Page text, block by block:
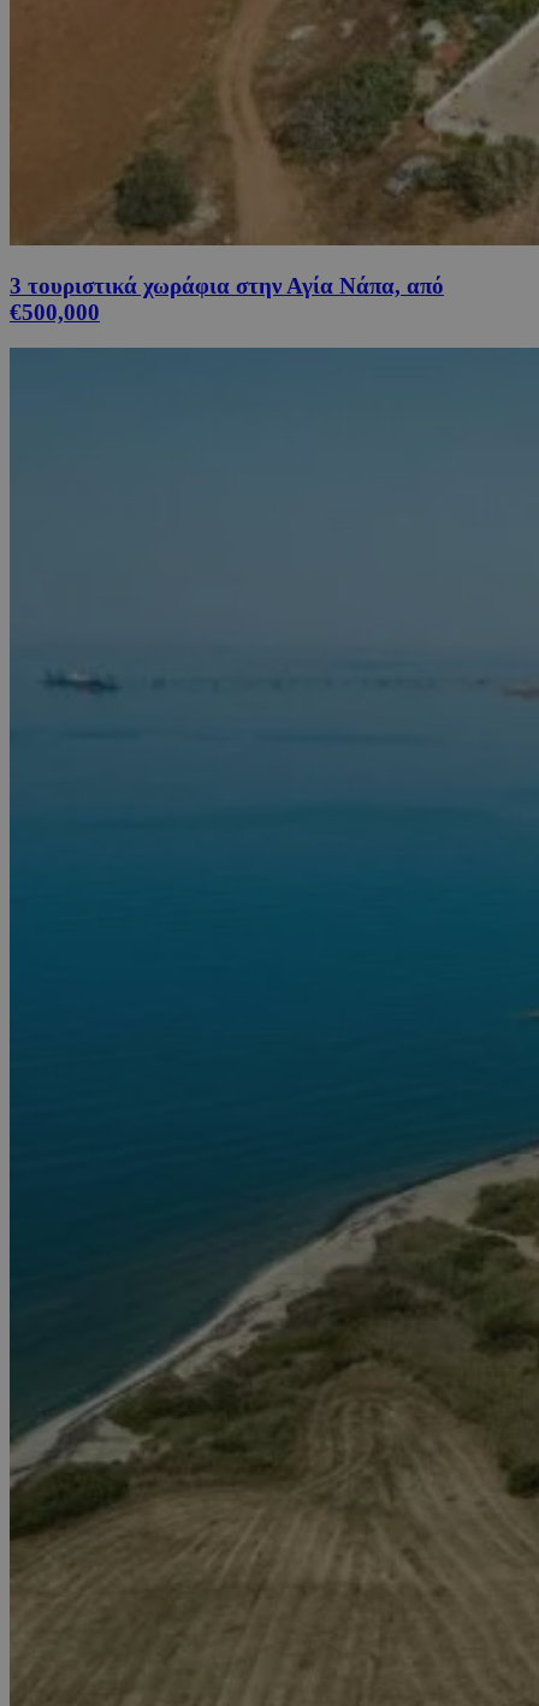
3 τουριστικά χωράφια στην Αγία Νάπα, από
€500,000